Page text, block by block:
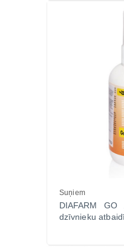
Vai spreju var lietot
Jā, to var lietot
Vai produkts palīdz
Vai sprejs palīdz
Jā, kopjošās
Parūpējies par sava
DIAFARM PAW
konsultācijas un ātra
Suņiem
DIAFARM GO
dzīvnieku